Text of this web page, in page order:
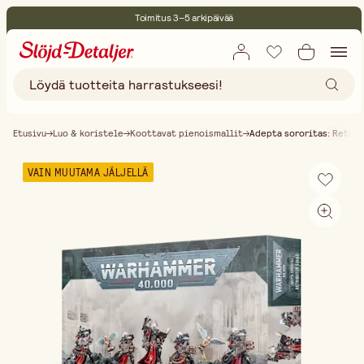
Toimitus 3–5 arkipäivää
Ilmainen toimitus yli 75 € ostoksille
Etusivu Luo & koristele Koottavat pienoismallit Adepta sororitas:
VAIN MUUTAMA JÄLJELLÄ